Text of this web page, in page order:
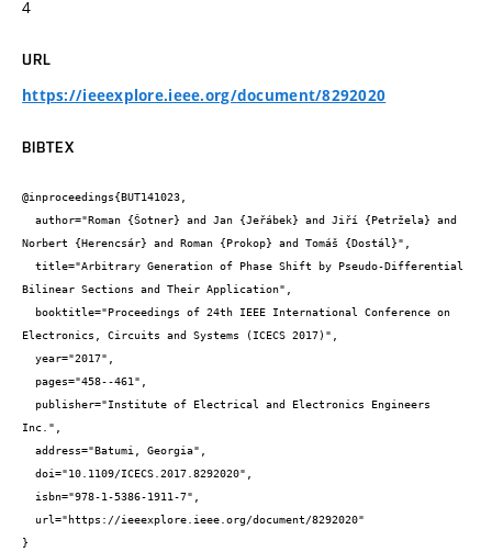
4
URL
https://ieeexplore.ieee.org/document/8292020
BIBTEX
@inproceedings{BUT141023,
Norbert {Herencsár} and Roman {Prokop} and Tomáš {Dostál}",
Bilinear Sections and Their Application",
Electronics, Circuits and Systems (ICECS 2017)",
Inc.",
}